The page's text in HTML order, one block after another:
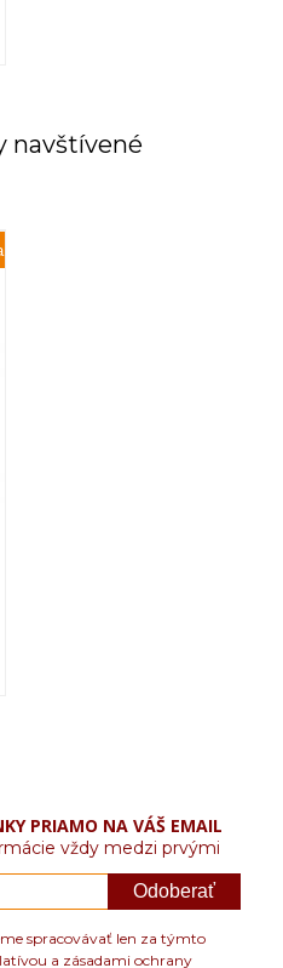
navštívené
PRIAMO NA VÁŠ EMAIL
vždy medzi prvými
Odoberať
spracovávať len za týmto
a zásadami ochrany